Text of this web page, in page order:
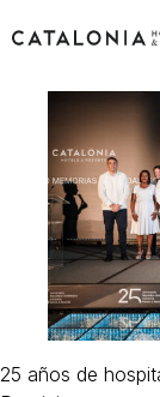
25 años de